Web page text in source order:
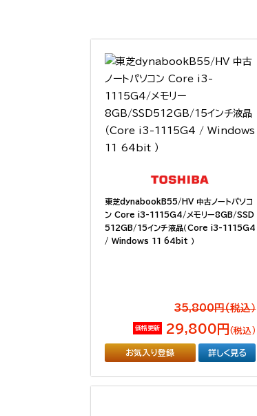
東芝dynabookB55/HV 中古ノートパソコ
ン Core i3-1115G4/メモリー8GB/SSD
512GB/15インチ液晶（Core i3-1115G4
/ Windows 11 64bit ）
35,800円(税込）
価格更新 29,800円 （税込）
お気入り登録 詳しく見る